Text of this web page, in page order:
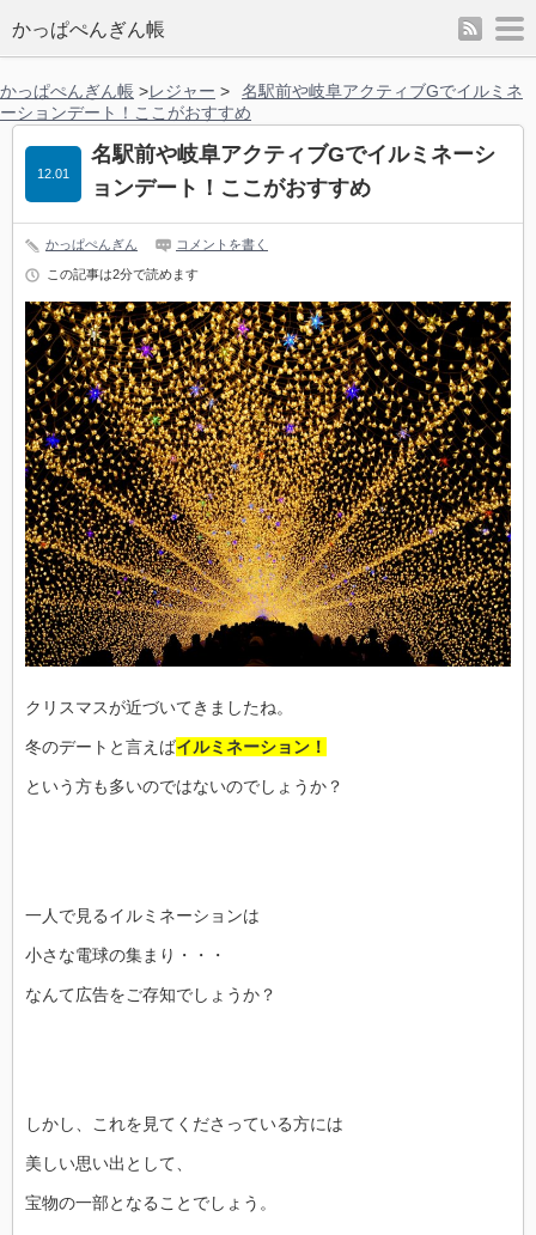
かっぱぺんぎん帳 rss
かっぱぺんぎん帳 >レジャー >
名駅前や岐阜アクティブGでイルミネ
ーションデート！ここがおすすめ
名駅前や岐阜アクティブGでイルミネーシ
ョンデート！ここがおすすめ
12.01
かっぱぺんぎん コメントを書く
この記事は2分で読めます
クリスマスが近づいてきましたね。
冬のデートと言えばイルミネーション！
という方も多いのではないのでしょうか？
一人で見るイルミネーションは
小さな電球の集まり・・・
なんて広告をご存知でしょうか？
しかし、これを見てくださっている方には
美しい思い出として、
宝物の一部となることでしょう。